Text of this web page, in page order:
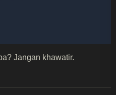
Jangan khawatir.